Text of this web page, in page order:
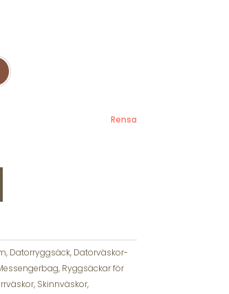
Mid brown
Rensa
, Datorryggsäck, Datorväskor-
, Ryggsäckar för
, Skinnväskor,